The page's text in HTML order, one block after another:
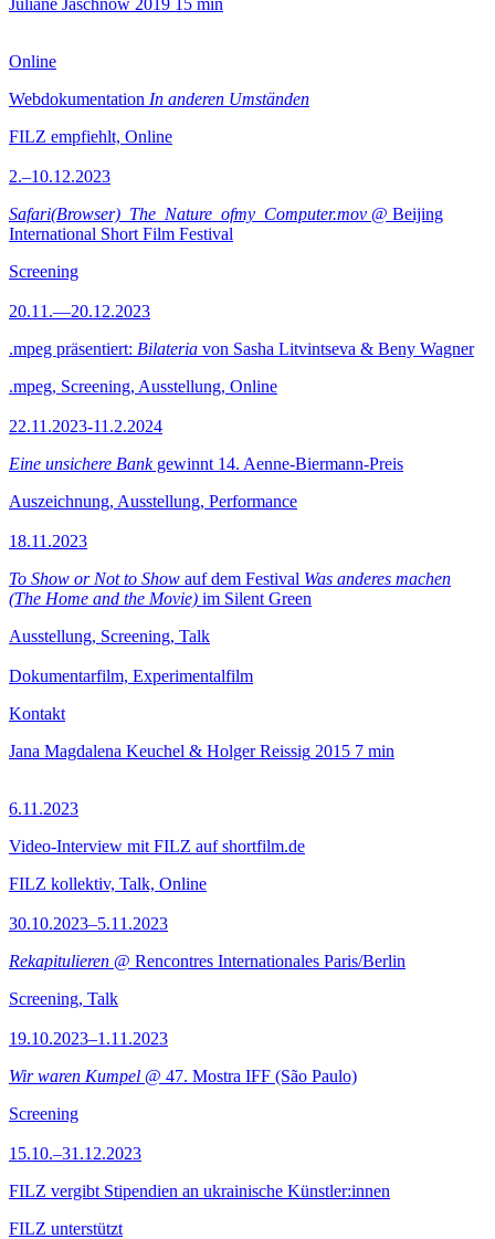
Juliane Jaschnow 2019 15 min
Online
Webdokumentation In anderen Umständen
FILZ empfiehlt, Online
2.–10.12.2023
Safari(Browser)_The_Nature_ofmy_Computer.mov @ Beijing
International Short Film Festival
Screening
20.11.—20.12.2023
.mpeg präsentiert: Bilateria von Sasha Litvintseva & Beny Wagner
.mpeg, Screening, Ausstellung, Online
22.11.2023-11.2.2024
Eine unsichere Bankgewinnt 14. Aenne-Biermann-Preis
Auszeichnung, Ausstellung, Performance
18.11.2023
To Show or Not to Show auf dem Festival Was anderes machen
(The Home and the Movie) im Silent Green
Ausstellung, Screening, Talk
Dokumentarfilm, Experimentalfilm
Kontakt
Jana Magdalena Keuchel & Holger Reissig 2015 7 min
6.11.2023
Video-Interview mit FILZ auf shortfilm.de
FILZ kollektiv, Talk, Online
30.10.2023–5.11.2023
Rekapitulieren @ Rencontres Internationales Paris/Berlin
Screening, Talk
19.10.2023–1.11.2023
Wir waren Kumpel @ 47. Mostra IFF (São Paulo)
Screening
15.10.–31.12.2023
FILZ vergibt Stipendien an ukrainische Künstler:innen
FILZ unterstützt